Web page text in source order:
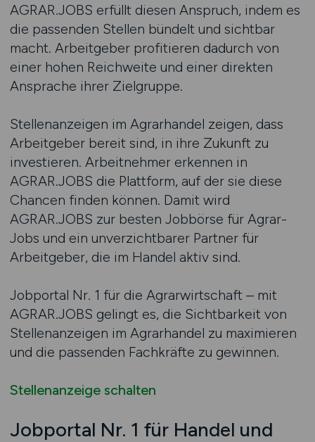
AGRAR.JOBS erfüllt diesen Anspruch, indem es
die passenden Stellen bündelt und sichtbar
macht. Arbeitgeber profitieren dadurch von
einer hohen Reichweite und einer direkten
Ansprache ihrer Zielgruppe.
Stellenanzeigen im Agrarhandel zeigen, dass
Arbeitgeber bereit sind, in ihre Zukunft zu
investieren. Arbeitnehmer erkennen in
AGRAR.JOBS die Plattform, auf der sie diese
Chancen finden können. Damit wird
AGRAR.JOBS zur besten Jobbörse für Agrar-
Jobs und ein unverzichtbarer Partner für
Arbeitgeber, die im Handel aktiv sind.
Jobportal Nr. 1 für die Agrarwirtschaft – mit
AGRAR.JOBS gelingt es, die Sichtbarkeit von
Stellenanzeigen im Agrarhandel zu maximieren
und die passenden Fachkräfte zu gewinnen.
Stellenanzeige schalten
Jobportal Nr. 1 für Handel und